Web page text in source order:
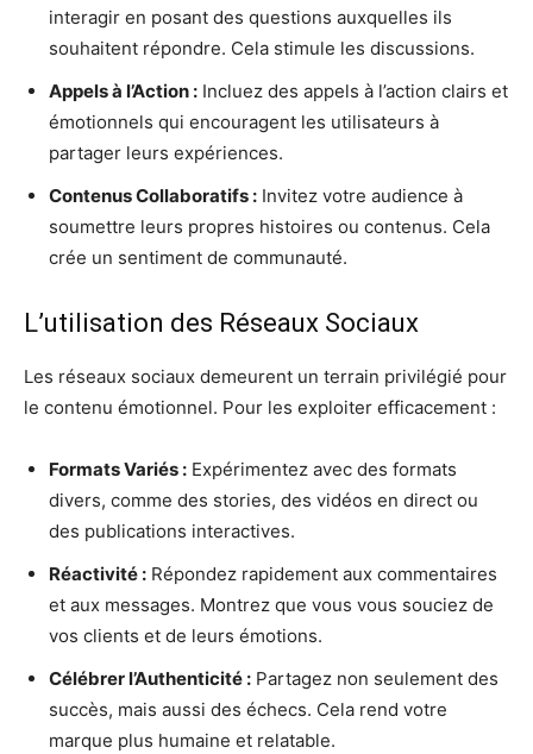
interagir en posant des questions auxquelles ils
souhaitent répondre. Cela stimule les discussions.
Appels à l’Action : Incluez des appels à l’action clairs et
émotionnels qui encouragent les utilisateurs à
partager leurs expériences.
Contenus Collaboratifs : Invitez votre audience à
soumettre leurs propres histoires ou contenus. Cela
crée un sentiment de communauté.
L’utilisation des Réseaux Sociaux
Les réseaux sociaux demeurent un terrain privilégié pour
le contenu émotionnel. Pour les exploiter efficacement :
Formats Variés : Expérimentez avec des formats
divers, comme des stories, des vidéos en direct ou
des publications interactives.
Réactivité : Répondez rapidement aux commentaires
et aux messages. Montrez que vous vous souciez de
vos clients et de leurs émotions.
Célébrer l’Authenticité : Partagez non seulement des
succès, mais aussi des échecs. Cela rend votre
marque plus humaine et relatable.